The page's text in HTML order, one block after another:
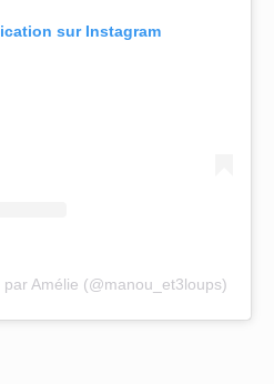
sur Instagram
Amélie (@manou_et3loups)